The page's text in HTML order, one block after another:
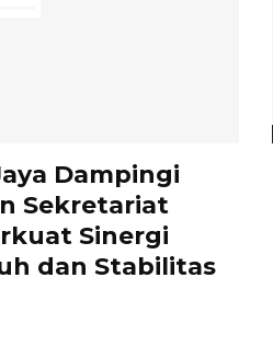
Dampingi
Sekretariat
Sinergi
dan Stabilitas